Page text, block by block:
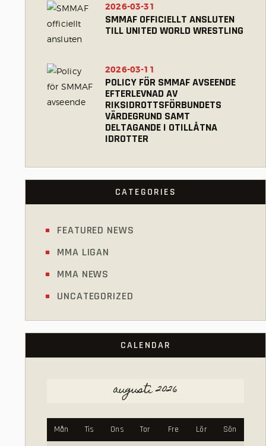
SMMAF OFFICIELLT ANSLUTEN
TILL UNITED WORLD WRESTLING
2026-03-31
POLICY FÖR SMMAF AVSEENDE
EFTERLEVNAD AV
RIKSIDROTTSFÖRBUNDETS
VÄRDEGRUND SAMT
DELTAGANDE I OTILLÅTNA
IDROTTER
2026-03-11
CATEGORIES
FEATURED NEWS
MMA LIGAN
MMA NEWS
UNCATEGORIZED
CALENDAR
augusti 2026
Mån Tis Ons Tor Fre Lör Sön